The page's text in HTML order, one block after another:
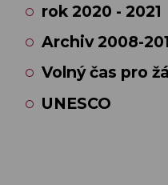
rok 2020 - 2021
Archiv 2008-
Volný čas pro
UNESCO